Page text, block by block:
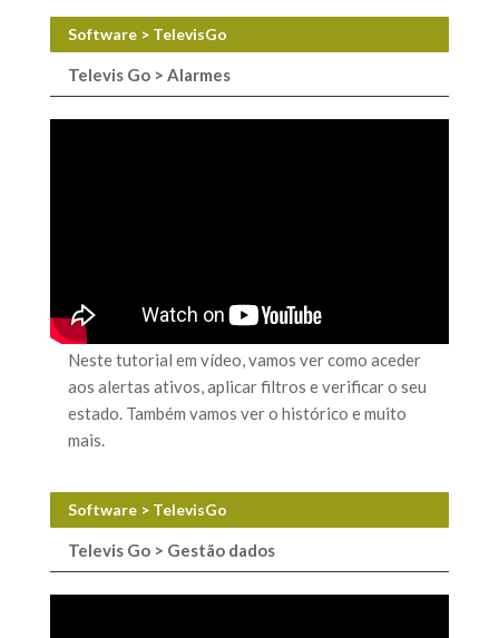
Software > TelevisGo
Televis Go > Alarmes
Neste tutorial em vídeo, vamos ver como aceder
aos alertas ativos, aplicar filtros e verificar o seu
estado. Também vamos ver o histórico e muito
mais.
Software > TelevisGo
Televis Go > Gestão dados